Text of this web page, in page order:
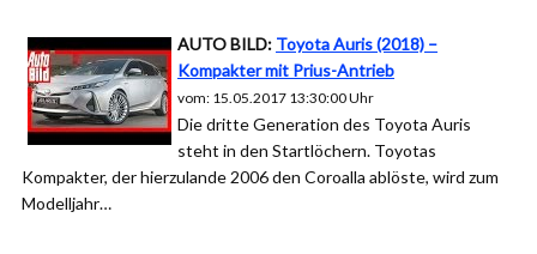
AUTO BILD: Toyota Auris (2018) –
Kompakter mit Prius-Antrieb
vom: 15.05.2017 13:30:00 Uhr
Die dritte Generation des Toyota Auris
steht in den Startlöchern. Toyotas
Kompakter, der hierzulande 2006 den Coroalla ablöste, wird zum
Modelljahr…